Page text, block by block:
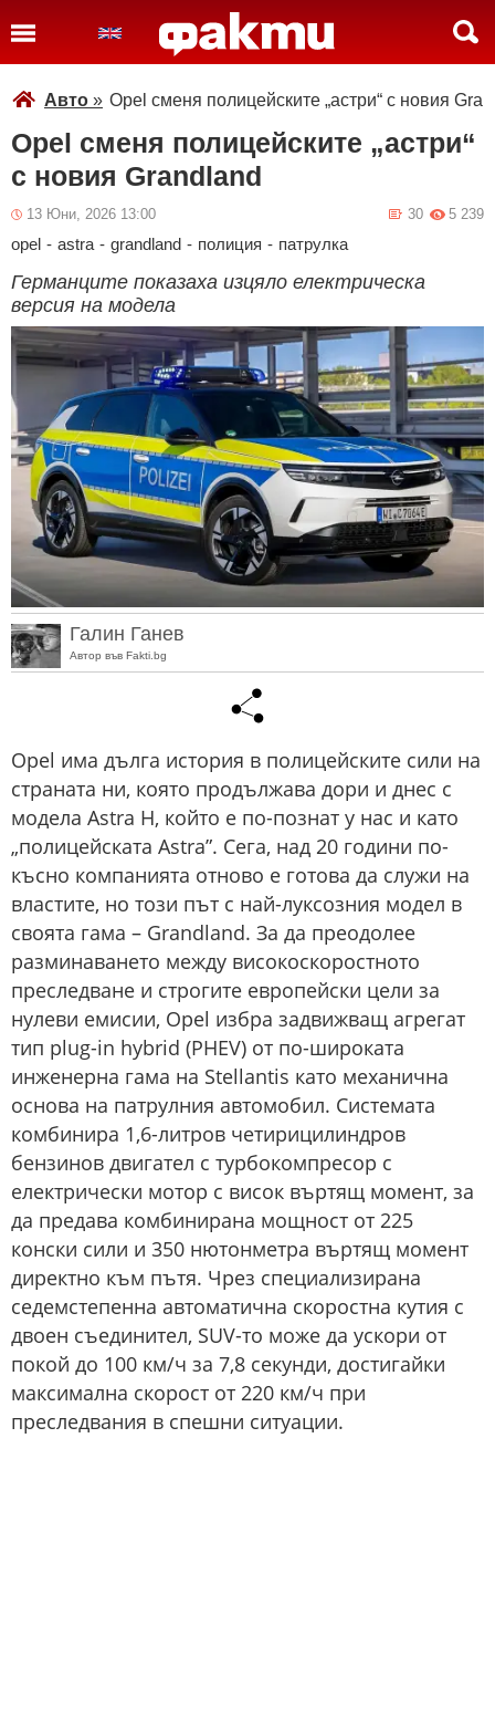
Авто » Opel сменя полицейските „астри“ с новия
Opel сменя полицейските „астри“
с новия Grandland
13 Юни, 2026 13:00 5 239
30
opel - astra - grandland - полиция - патрулка
Германците показаха изцяло електрическа
версия на модела
Галин Ганев
Автор във Fakti.bg
Opel има дълга история в полицейските сили на
страната ни, която продължава дори и днес с
модела Astra H, който е по-познат у нас и като
„полицейската Astra”. Сега, над 20 години по-
късно компанията отново е готова да служи на
властите, но този път с най-луксозния модел в
своята гама – Grandland. За да преодолее
разминаването между високоскоростното
преследване и строгите европейски цели за
нулеви емисии, Opel избра задвижващ агрегат
тип plug-in hybrid (PHEV) от по-широката
инженерна гама на Stellantis като механична
основа на патрулния автомобил. Системата
комбинира 1,6-литров четирицилиндров
бензинов двигател с турбокомпресор с
електрически мотор с висок въртящ момент, за
да предава комбинирана мощност от 225
конски сили и 350 нютонметра въртящ момент
директно към пътя. Чрез специализирана
седемстепенна автоматична скоростна кутия с
двоен съединител, SUV-то може да ускори от
покой до 100 км/ч за 7,8 секунди, достигайки
максимална скорост от 220 км/ч при
преследвания в спешни ситуации.